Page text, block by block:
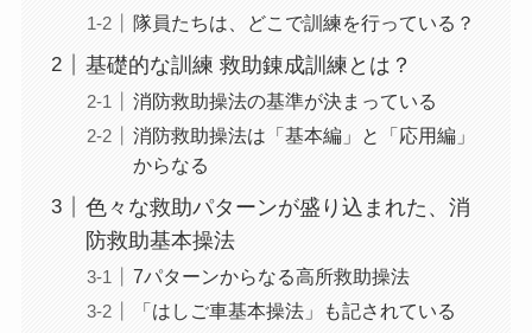
隊員たちは、どこで訓練を行っている？
基礎的な訓練 救助錬成訓練とは？
消防救助操法の基準が決まっている
消防救助操法は「基本編」と「応用編」
からなる
色々な救助パターンが盛り込まれた、消
防救助基本操法
7パターンからなる高所救助操法
「はしご車基本操法」も記されている